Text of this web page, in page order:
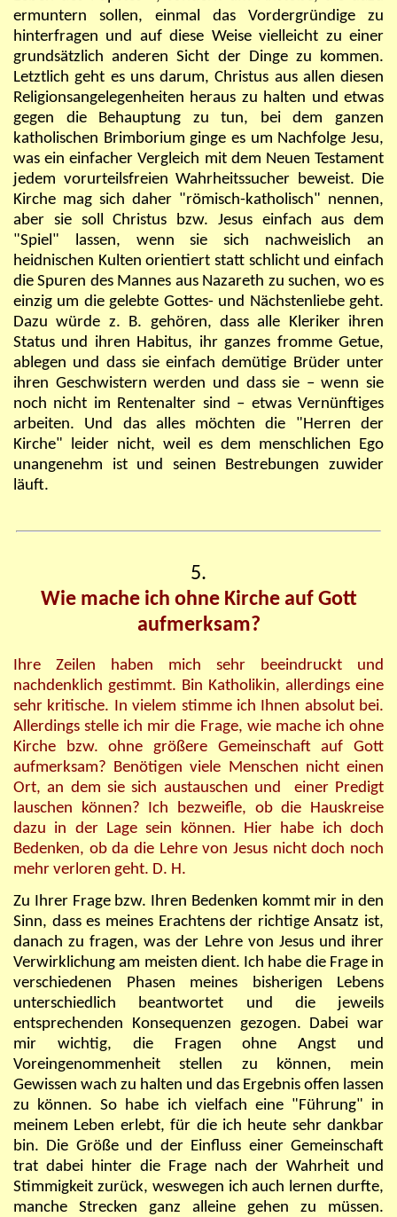
ermuntern sollen, einmal das Vordergründige zu
hinterfragen und auf diese Weise vielleicht zu einer
grundsätzlich anderen Sicht der Dinge zu kommen.
Letztlich geht es uns darum, Christus aus allen diesen
Religionsangelegenheiten heraus zu halten und etwas
gegen die Behauptung zu tun, bei dem ganzen
katholischen Brimborium ginge es um Nachfolge Jesu,
was ein einfacher Vergleich mit dem Neuen Testament
jedem vorurteilsfreien Wahrheitssucher beweist. Die
Kirche mag sich daher "römisch-katholisch" nennen,
aber sie soll Christus bzw. Jesus einfach aus dem
"Spiel" lassen, wenn sie sich nachweislich an
heidnischen Kulten orientiert statt schlicht und einfach
die Spuren des Mannes aus Nazareth zu suchen, wo es
einzig um die gelebte Gottes- und Nächstenliebe geht.
Dazu würde z. B. gehören, dass alle Kleriker ihren
Status und ihren Habitus, ihr ganzes fromme Getue,
ablegen und dass sie einfach demütige Brüder unter
ihren Geschwistern werden und dass sie – wenn sie
noch nicht im Rentenalter sind – etwas Vernünftiges
arbeiten. Und das alles möchten die "Herren der
Kirche" leider nicht, weil es dem menschlichen Ego
unangenehm ist und seinen Bestrebungen zuwider
läuft.
5.
Wie mache ich ohne Kirche auf Gott
aufmerksam?
Ihre Zeilen haben mich sehr beeindruckt und
nachdenklich gestimmt. Bin Katholikin, allerdings eine
sehr kritische. In vielem stimme ich Ihnen absolut bei.
Allerdings stelle ich mir die Frage, wie mache ich ohne
Kirche bzw. ohne größere Gemeinschaft auf Gott
aufmerksam? Benötigen viele Menschen nicht einen
Ort, an dem sie sich austauschen und einer Predigt
lauschen können? Ich bezweifle, ob die Hauskreise
dazu in der Lage sein können. Hier habe ich doch
Bedenken, ob da die Lehre von Jesus nicht doch noch
mehr verloren geht. D. H.
Zu Ihrer Frage bzw. Ihren Bedenken kommt mir in den
Sinn, dass es meines Erachtens der richtige Ansatz ist,
danach zu fragen, was der Lehre von Jesus und ihrer
Verwirklichung am meisten dient. Ich habe die Frage in
verschiedenen Phasen meines bisherigen Lebens
unterschiedlich beantwortet und die jeweils
entsprechenden Konsequenzen gezogen. Dabei war
mir wichtig, die Fragen ohne Angst und
Voreingenommenheit stellen zu können, mein
Gewissen wach zu halten und das Ergebnis offen lassen
zu können. So habe ich vielfach eine "Führung" in
meinem Leben erlebt, für die ich heute sehr dankbar
bin. Die Größe und der Einfluss einer Gemeinschaft
trat dabei hinter die Frage nach der Wahrheit und
Stimmigkeit zurück, weswegen ich auch lernen durfte,
manche Strecken ganz alleine gehen zu müssen.